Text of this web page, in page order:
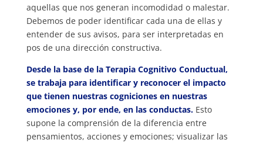
aquellas que nos generan incomodidad o malestar.
Debemos de poder identificar cada una de ellas y
entender de sus avisos, para ser interpretadas en
pos de una dirección constructiva.
Desde la base de la Terapia Cognitivo Conductual,
se trabaja para identificar y reconocer el impacto
que tienen nuestras cogniciones en nuestras
emociones y, por ende, en las conductas.Esto
supone la comprensión de la diferencia entre
pensamientos, acciones y emociones; visualizar las